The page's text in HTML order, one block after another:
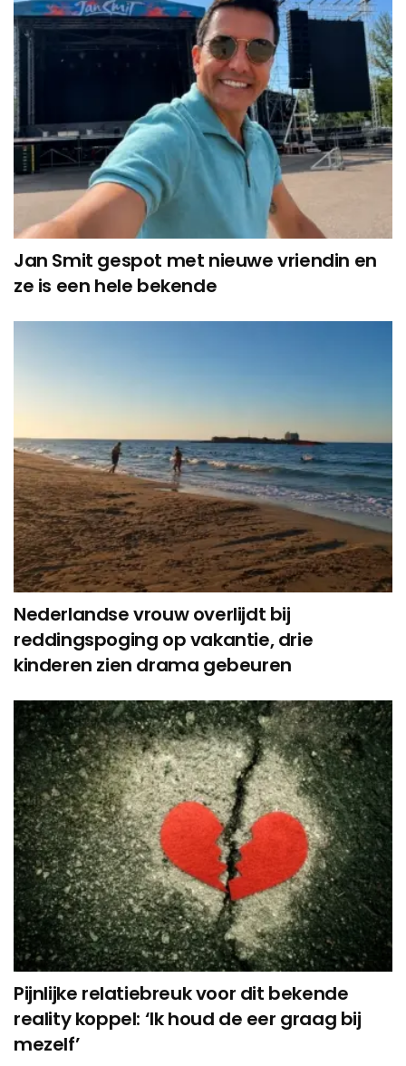
Jan Smit gespot met nieuwe vriendin en
ze is een hele bekende
Nederlandse vrouw overlijdt bij
reddingspoging op vakantie, drie
kinderen zien drama gebeuren
Pijnlijke relatiebreuk voor dit bekende
reality koppel: ‘Ik houd de eer graag bij
mezelf’